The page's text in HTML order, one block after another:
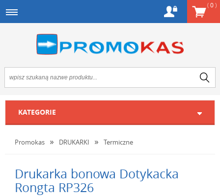
(0)
KATEGORIE
Promokas DRUKARKI Termiczne
Drukarka bonowa Dotykacka
Rongta RP326